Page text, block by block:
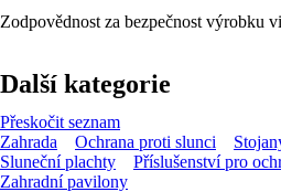
Zodpovědnost za bezpečnost výrobku
Další kategorie
Přeskočit seznam
Zahrada
Ochrana proti slunci
Sluneční plachty
Příslušenství pro
Zahradní pavilony